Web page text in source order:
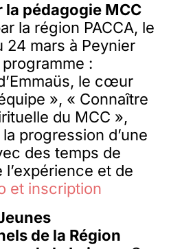
la pédagogie MCC
la région PACCA, le
24 mars à Peynier
:
le cœur
», « Connaître
du MCC »,
progression d’une
des temps de
et de
et inscription
de la Région